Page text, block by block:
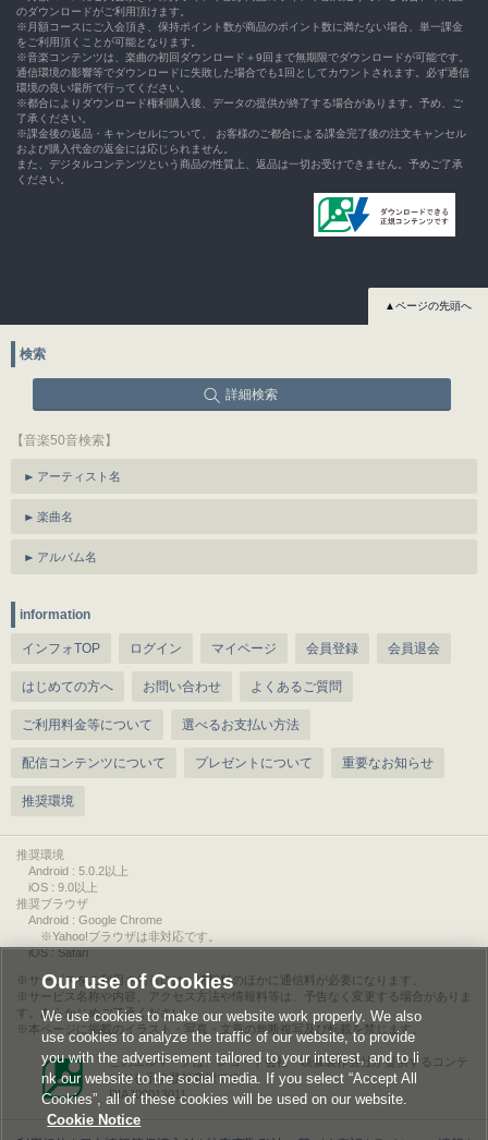
のダウンロードがご利用頂けます。
※月額コースにご入会頂き、保持ポイント数が商品のポイント数に満たない場合、単一課金
をご利用頂くことが可能となります。
※音楽コンテンツは、楽曲の初回ダウンロード＋9回まで無期限でダウンロードが可能です。
通信環境の影響等でダウンロードに失敗した場合でも1回としてカウントされます。必ず通信
環境の良い場所で行ってください。
※都合によりダウンロード権利購入後、データの提供が終了する場合があります。予め、ご
了承ください。
※課金後の返品・キャンセルについて、 お客様のご都合による課金完了後の注文キャンセル
および購入代金の返金には応じられません。
また、デジタルコンテンツという商品の性質上、返品は一切お受けできません。予めご了承
ください。
▲ページの先頭へ
検索
詳細検索
【音楽50音検索】
アーティスト名
楽曲名
アルバム名
information
インフォTOP ログイン マイページ 会員登録 会員退会
はじめての方へ お問い合わせ よくあるご質問
ご利用料金等について 選べるお支払い方法
配信コンテンツについて プレゼントについて 重要なお知らせ
推奨環境
推奨環境
Android : 5.0.2以上
iOS : 9.0以上
推奨ブラウザ
Android : Google Chrome
※Yahoo!ブラウザは非対応です。
iOS : Safari
サービスをご利用されるには、情報料のほかに通信料が必要になります。
サービス名称や内容、アクセス方法や情報料等は、予告なく変更する場合がありま
す。あらかじめご了承ください。
本ページに掲載のイラスト・写真・文章の無断複写及び転載を禁じます。
このエルマークは、レコード会社・映像製作会社が提供するコンテ
ンツを示す登録商標です。
RIAJ00013011
Our use of Cookies
We use cookies to make our website work properly. We also
use cookies to analyze the traffic of our website, to provide
you with the advertisement tailored to your interest, and to li
nk our website to the social media. If you select “Accept All
Cookies”, all of these cookies will be used on our website.
Cookie Notice